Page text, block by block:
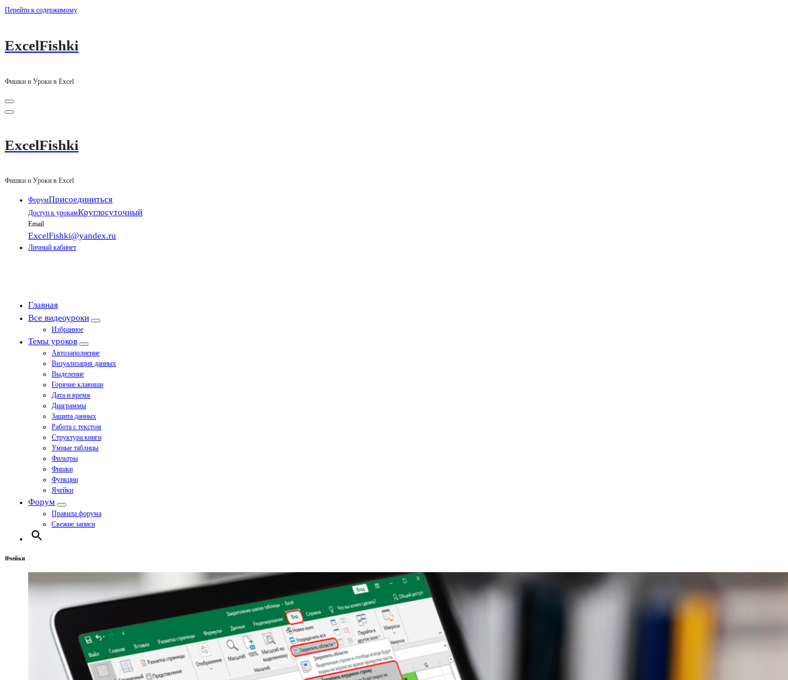
Перейти к содержимому
ExcelFishki
Фишки и Уроки в Excel
ExcelFishki
Фишки и Уроки в Excel
ФорумПрисоединиться
Доступ к урокамКруглосуточный
Email
ExcelFishki@yandex.ru
Личный кабинет
Главная
Все видеоуроки
Избранное
Темы уроков
Автозаполнение
Визуализация данных
Выделение
Горячие клавиши
Дата и время
Диаграммы
Защита данных
Работа с текстом
Структура книги
Умные таблицы
Фильтры
Фишки
Функции
Ячейки
Форум
Правила форума
Свежие записи
Ячейки